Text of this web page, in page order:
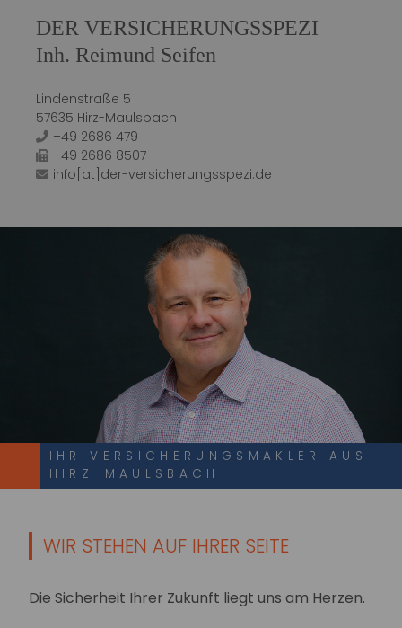
DER VERSICHERUNGSSPEZI
Inh. Reimund Seifen
Lindenstraße 5
57635 Hirz-Maulsbach
+49 2686 479
+49 2686 8507
info[at]der-versicherungsspezi.de
IHR VERSICHERUNGSMAKLER AUS
HIRZ-MAULSBACH
WIR STEHEN AUF IHRER SEITE
Die Sicherheit Ihrer Zukunft liegt uns am Herzen.